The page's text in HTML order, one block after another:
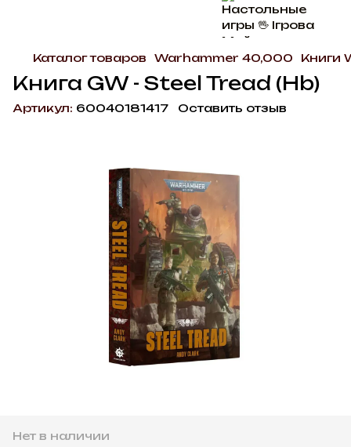
Каталог товаров Warhammer 40,000 Книги
Книга GW - Steel Tread (Hb)
Артикул: 60040181417 Оставить отзыв
Нет в наличии